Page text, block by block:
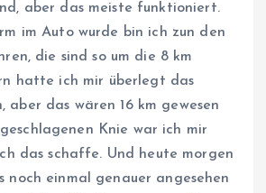
aber das meiste funktioniert.
im Auto wurde bin ich zun den
die sind so um die 8 km
hatte ich mir überlegt das
aber das wären 16 km gewesen
Knie war ich mir
das schaffe. Und heute morgen
noch einmal genauer angesehen